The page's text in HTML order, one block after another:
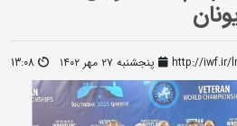
http://iwf.ir/ پنجشنبه ۲۷ مهر ۱۴۰۲ 13:08